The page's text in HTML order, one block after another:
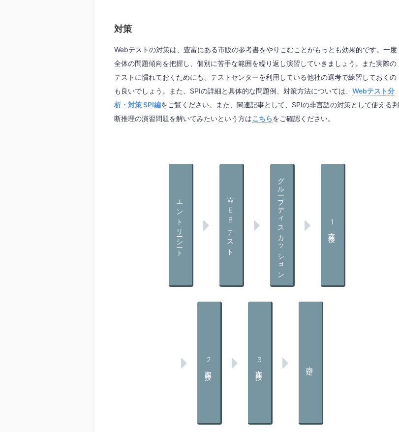
対策
Webテストの対策は、豊富にある市販の参考書をやりこむことがもっとも効果的です。一度
全体の問題傾向を把握し、個別に苦手な範囲を繰り返し演習していきましょう。また実際の
テストに慣れておくためにも、テストセンターを利用している他社の選考で練習しておくの
も良いでしょう。また、SPIの詳細と具体的な問題例、対策方法については、 Webテスト分
析・対策 SPI編をご覧ください。また、関連記事として、SPIの非言語の対策として使える判
断推理の演習問題を解いてみたいという方はこちらをご確認ください。
エントリーシート WEBテスト グループディスカッション 1次面接
2次面接 3次面接